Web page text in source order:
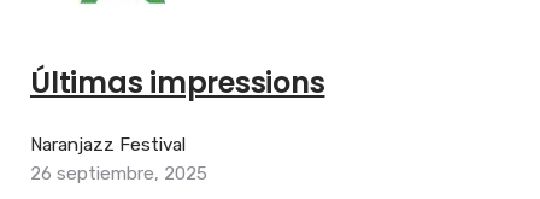
Últimas impressions
Naranjazz Festival
26 septiembre, 2025